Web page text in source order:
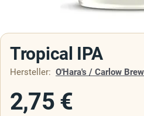
Tropical IPA
Hersteller: O'Hara's / Carlow
2,75€